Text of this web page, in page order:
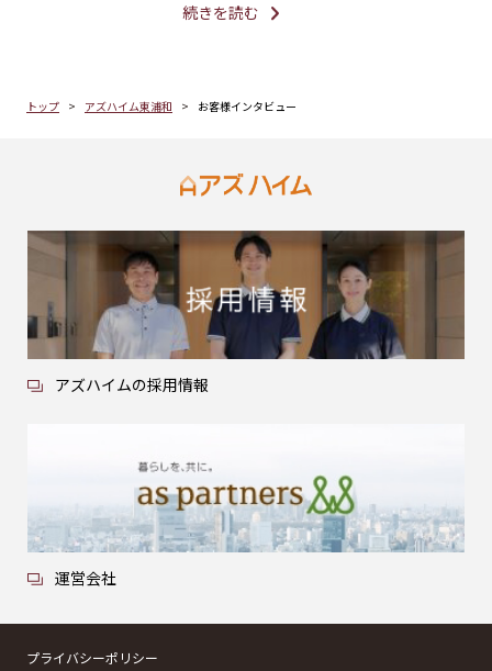
トップ アズハイム東浦和 お客様インタビュー
続きを読む
アズハイムの採用情報
運営会社
プライバシーポリシー